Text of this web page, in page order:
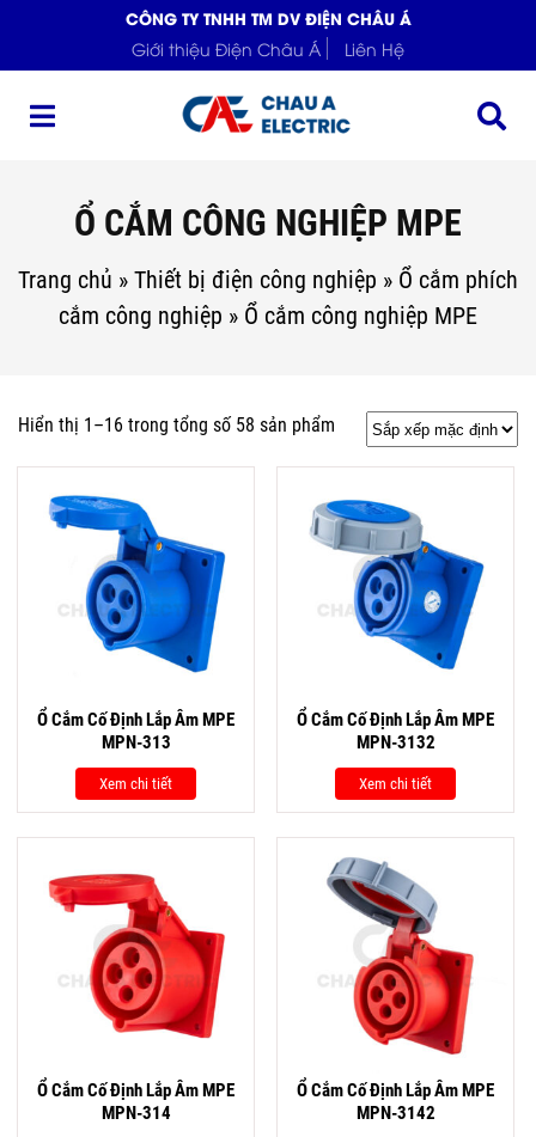
CÔNG TY TNHH TM DV ĐIỆN CHÂU Á
Giới thiệu Điện Châu Á
Liên Hệ
Ổ CẮM CÔNG NGHIỆP MPE
Trang chủ » Thiết bị điện công nghiệp » Ổ cắm phích
cắm công nghiệp » Ổ cắm công nghiệp MPE
Hiển thị 1–16 trong tổng số 58 sản phẩm
Ổ Cắm Cố Định Lắp Âm MPE
MPN-313
Xem chi tiết
Ổ Cắm Cố Định Lắp Âm MPE
MPN-3132
Xem chi tiết
Ổ Cắm Cố Định Lắp Âm MPE
MPN-314
Ổ Cắm Cố Định Lắp Âm MPE
MPN-3142